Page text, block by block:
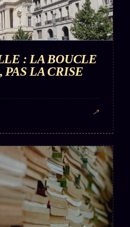
: LA BOUCLE
LA CRISE
↗